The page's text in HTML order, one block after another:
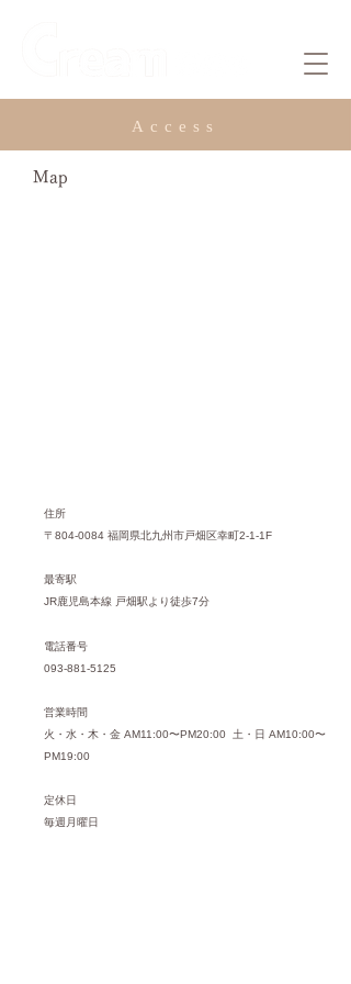
Access
Map
住所
〒804-0084 福岡県北九州市戸畑区幸町2-1-1F
最寄駅
JR鹿児島本線 戸畑駅より徒歩7分
電話番号
093-881-5125
営業時間
火・水・木・金 AM11:00〜PM20:00 土・日 AM10:00〜
PM19:00
定休日
毎週月曜日